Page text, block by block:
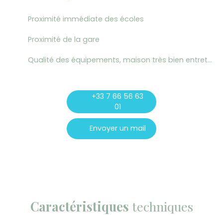
Proximité immédiate des écoles
Proximité de la gare
Qualité des équipements, maison très bien entretenue
+33 7 66 56 63
01
Envoyer un mail
Caractéristiques techniques